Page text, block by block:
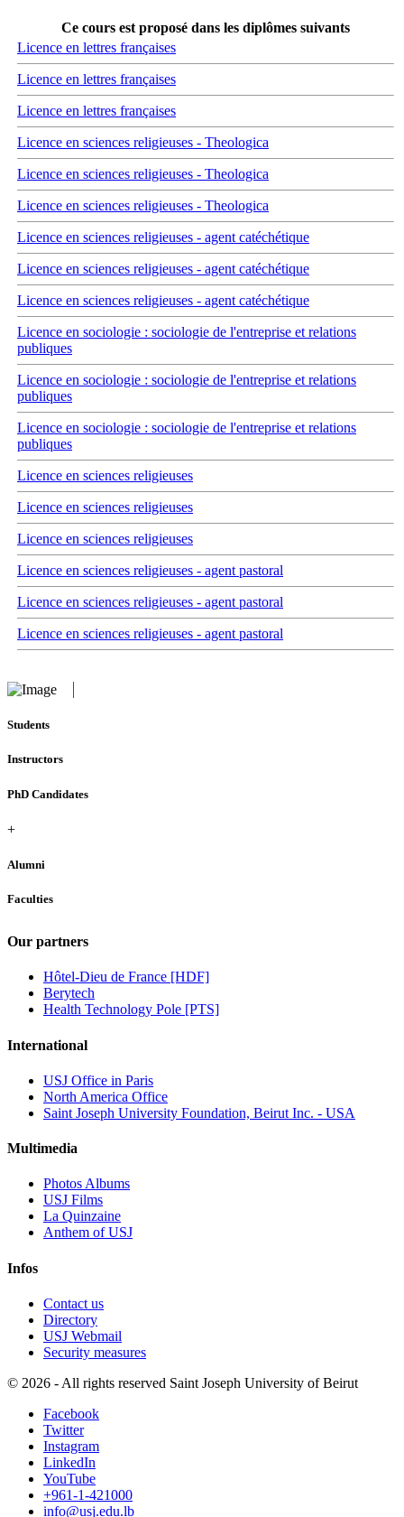
Ce cours est proposé dans les diplômes suivants
Licence en lettres françaises
Licence en lettres françaises
Licence en lettres françaises
Licence en sciences religieuses - Theologica
Licence en sciences religieuses - Theologica
Licence en sciences religieuses - Theologica
Licence en sciences religieuses - agent catéchétique
Licence en sciences religieuses - agent catéchétique
Licence en sciences religieuses - agent catéchétique
Licence en sociologie : sociologie de l'entreprise et relations
publiques
Licence en sociologie : sociologie de l'entreprise et relations
publiques
Licence en sociologie : sociologie de l'entreprise et relations
publiques
Licence en sciences religieuses
Licence en sciences religieuses
Licence en sciences religieuses
Licence en sciences religieuses - agent pastoral
Licence en sciences religieuses - agent pastoral
Licence en sciences religieuses - agent pastoral
Students
Instructors
PhD Candidates
+
Alumni
Faculties
Our partners
Hôtel-Dieu de France [HDF]
Berytech
Health Technology Pole [PTS]
International
USJ Office in Paris
North America Office
Saint Joseph University Foundation, Beirut Inc. - USA
Multimedia
Photos Albums
USJ Films
La Quinzaine
Anthem of USJ
Infos
Contact us
Directory
USJ Webmail
Security measures
© 2026 - All rights reserved Saint Joseph University of Beirut
Facebook
Twitter
Instagram
LinkedIn
YouTube
+961-1-421000
info@usj.edu.lb